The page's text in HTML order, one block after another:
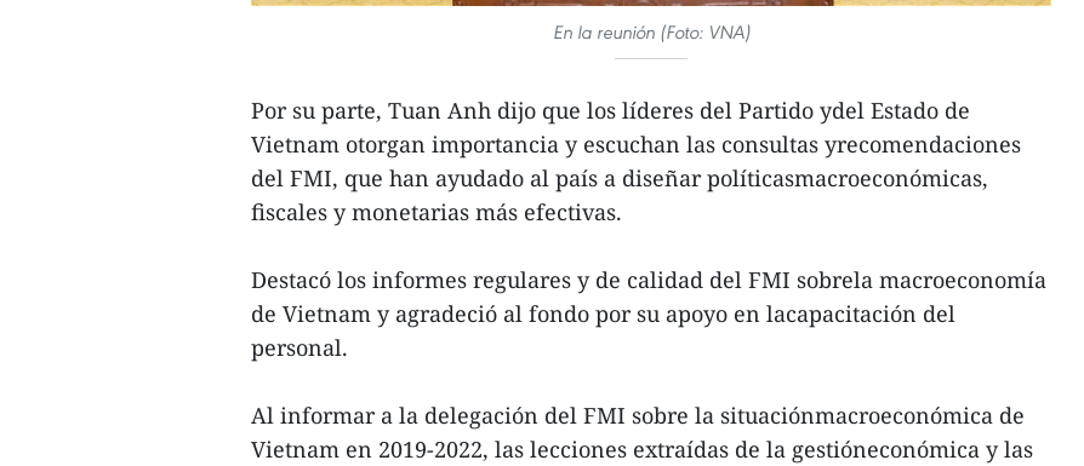
En la reunión (Foto: VNA)
Por su parte, Tuan Anh dijo que los líderes del Partido ydel Estado de
Vietnam otorgan importancia y escuchan las consultas yrecomendaciones
del FMI, que han ayudado al país a diseñar políticasmacroeconómicas,
fiscales y monetarias más efectivas.
Destacó los informes regulares y de calidad del FMI sobrela macroeconomía
de Vietnam y agradeció al fondo por su apoyo en lacapacitación del
personal.
Al informar a la delegación del FMI sobre la situaciónmacroeconómica de
Vietnam en 2019-2022, las lecciones extraídas de la gestióneconómica y las